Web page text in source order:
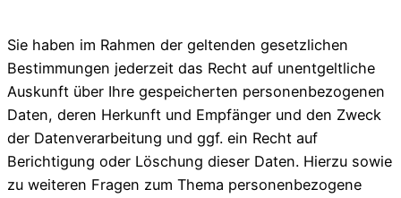
Sie haben im Rahmen der geltenden gesetzlichen
Bestimmungen jederzeit das Recht auf unentgeltliche
Auskunft über Ihre gespeicherten personenbezogenen
Daten, deren Herkunft und Empfänger und den Zweck
der Datenverarbeitung und ggf. ein Recht auf
Berichtigung oder Löschung dieser Daten. Hierzu sowie
zu weiteren Fragen zum Thema personenbezogene